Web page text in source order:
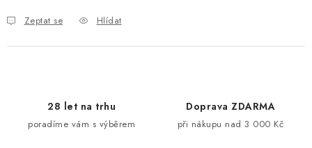
Zeptat se Hlídat
28 let na trhu
poradíme vám s výběrem
Doprava ZDARMA
při nákupu nad 3 000 Kč